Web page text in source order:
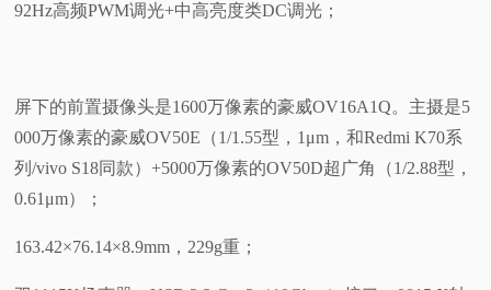
92Hz高频PWM调光+中高亮度类DC调光；
屏下的前置摄像头是1600万像素的豪威OV16A1Q。主摄是5
000万像素的豪威OV50E（1/1.55型，1μm，和Redmi K70系
列/vivo S18同款）+5000万像素的OV50D超广角（1/2.88型，
0.61μm）；
163.42×76.14×8.9mm，229g重；